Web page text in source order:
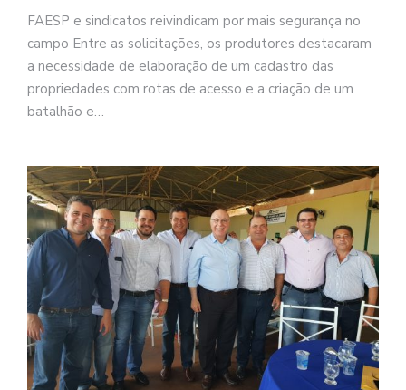
FAESP e sindicatos reivindicam por mais segurança no
campo Entre as solicitações, os produtores destacaram
a necessidade de elaboração de um cadastro das
propriedades com rotas de acesso e a criação de um
batalhão e…